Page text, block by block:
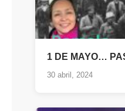
1 DE MAYO…
30 abril, 2024